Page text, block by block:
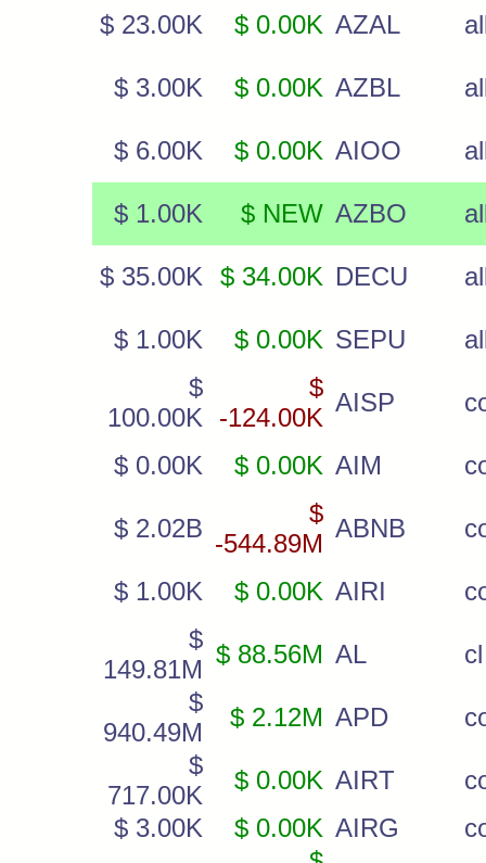
$ 23.00K $ 0.00K AZAL
$ 3.00K $ 0.00K AZBL
$ 6.00K $ 0.00K AIOO
$ 1.00K $ NEW AZBO
$ 35.00K $ 34.00K DECU
$ 1.00K $ 0.00K SEPU
$
100.00K
$
-124.00K
AISP
$ 0.00K $ 0.00K AIM
$ 2.02B
$
-544.89M
ABNB
$ 1.00K $ 0.00K AIRI
$
149.81M
$ 88.56M AL
$
940.49M
$ 2.12M APD
$
717.00K
$ 0.00K AIRT
$ 3.00K
$ 0.00K AIRG